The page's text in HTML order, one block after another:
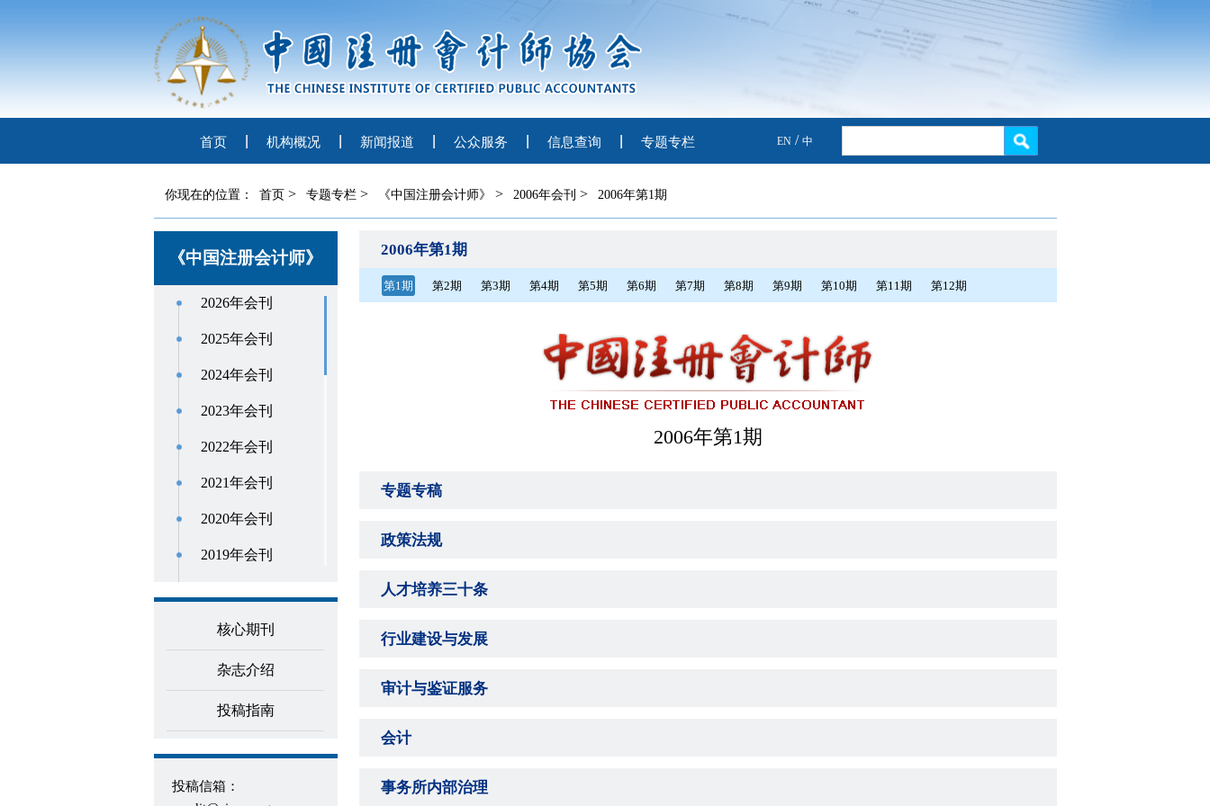
首页 机构概况 新闻报道 公众服务 信息查询 专题专栏 EN / 中
你现在的位置： 首页> 专题专栏> 《中国注册会计师》 > 2006年会刊 > 2006年第1期
《中国注册会计师》
2026年会刊
2025年会刊
2024年会刊
2023年会刊
2022年会刊
2021年会刊
2020年会刊
2019年会刊
2017年会刊
2016年会刊
2014年会刊
核心期刊
杂志介绍
投稿指南
投稿信箱：
2006年第1期
第1期 第2期 第3期 第4期 第5期 第6期 第7期 第8期 第9期 第10期 第11期 第12期
2006年第1期
专题专稿
政策法规
人才培养三十条
行业建设与发展
审计与鉴证服务
会计
事务所内部治理